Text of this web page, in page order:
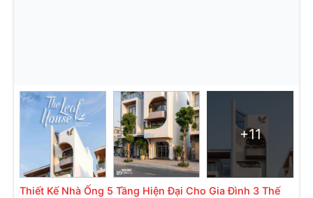
+11
Thiết Kế Nhà Ống 5 Tầng Hiện Đại Cho Gia Đình 3 Thế